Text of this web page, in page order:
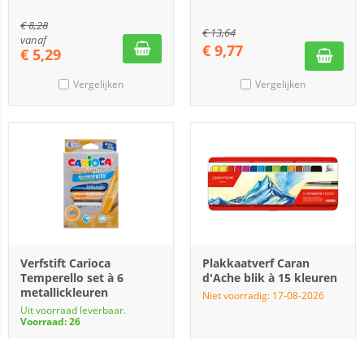
€8,28
vanaf
€ 5,29
Vergelijken
€13,64
€ 9,77
Vergelijken
Verfstift Carioca
Temperello set à 6
metallickleuren
Uit voorraad leverbaar.
Voorraad: 26
Plakkaatverf Caran
d'Ache blik à 15 kleuren
Niet voorradig: 17-08-2026